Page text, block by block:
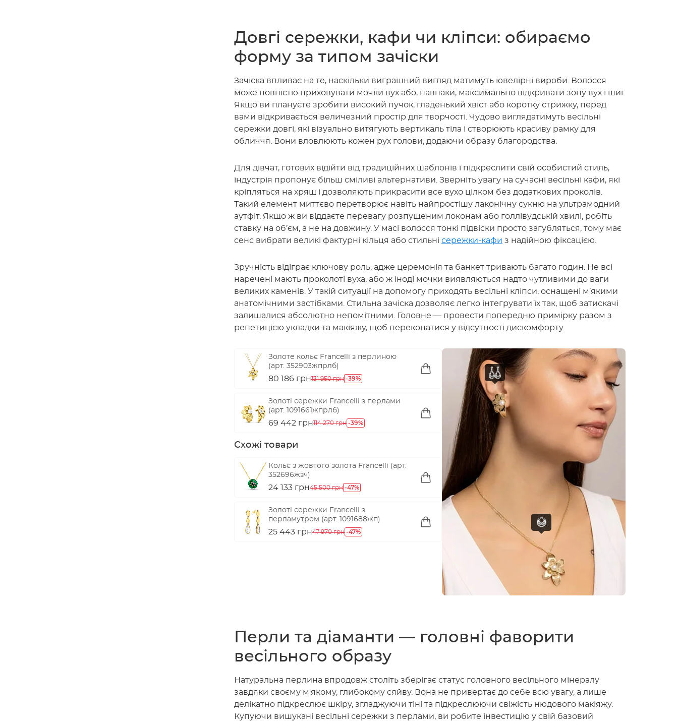
Довгі сережки, кафи чи кліпси: обираємо
форму за типом зачіски
Зачіска впливає на те, наскільки виграшний вигляд матимуть ювелірні вироби. Волосся
може повністю приховувати мочки вух або, навпаки, максимально відкривати зону вух і шиї.
Якщо ви плануєте зробити високий пучок, гладенький хвіст або коротку стрижку, перед
вами відкривається величезний простір для творчості. Чудово виглядатимуть весільні
сережки довгі, які візуально витягують вертикаль тіла і створюють красиву рамку для
обличчя. Вони вловлюють кожен рух голови, додаючи образу благородства.
Для дівчат, готових відійти від традиційних шаблонів і підкреслити свій особистий стиль,
індустрія пропонує більш сміливі альтернативи. Зверніть увагу на сучасні весільні кафи, які
кріпляться на хрящ і дозволяють прикрасити все вухо цілком без додаткових проколів.
Такий елемент миттєво перетворює навіть найпростішу лаконічну сукню на ультрамодний
аутфіт. Якщо ж ви віддаєте перевагу розпущеним локонам або голлівудській хвилі, робіть
ставку на об’єм, а не на довжину. У масі волосся тонкі підвіски просто загубляться, тому має
сенс вибрати великі фактурні кільця або стильні сережки-кафи з надійною фіксацією.
Зручність відіграє ключову роль, адже церемонія та банкет тривають багато годин. Не всі
наречені мають проколоті вуха, або ж іноді мочки виявляються надто чутливими до ваги
великих каменів. У такій ситуації на допомогу приходять весільні кліпси, оснащені м’якими
анатомічними застібками. Стильна зачіска дозволяє легко інтегрувати їх так, щоб затискачі
залишалися абсолютно непомітними. Головне — провести попередню примірку разом з
репетицією укладки та макіяжу, щоб переконатися у відсутності дискомфорту.
Золоте кольє Francelli з перлиною
(арт. 352903жпрлб)
80 186 грн131 950 грн -39%
Золоті сережки Francelli з перлами
(арт. 1091661жпрлб)
69 442 грн114 270 грн -39%
Схожі товари
Кольє з жовтого золота Francelli (арт.
352696жзч)
24 133 грн45 500 грн -47%
Золоті сережки Francelli з
перламутром (арт. 1091688жп)
25 443 грн47 970 грн -47%
Перли та діаманти — головні фаворити
весільного образу
Натуральна перлина впродовж століть зберігає статус головного весільного мінералу
завдяки своєму м'якому, глибокому сяйву. Вона не привертає до себе всю увагу, а лише
делікатно підкреслює шкіру, згладжуючи тіні та підкреслюючи свіжість нюдового макіяжу.
Купуючи вишукані весільні сережки з перлами, ви робите інвестицію у свій базовий